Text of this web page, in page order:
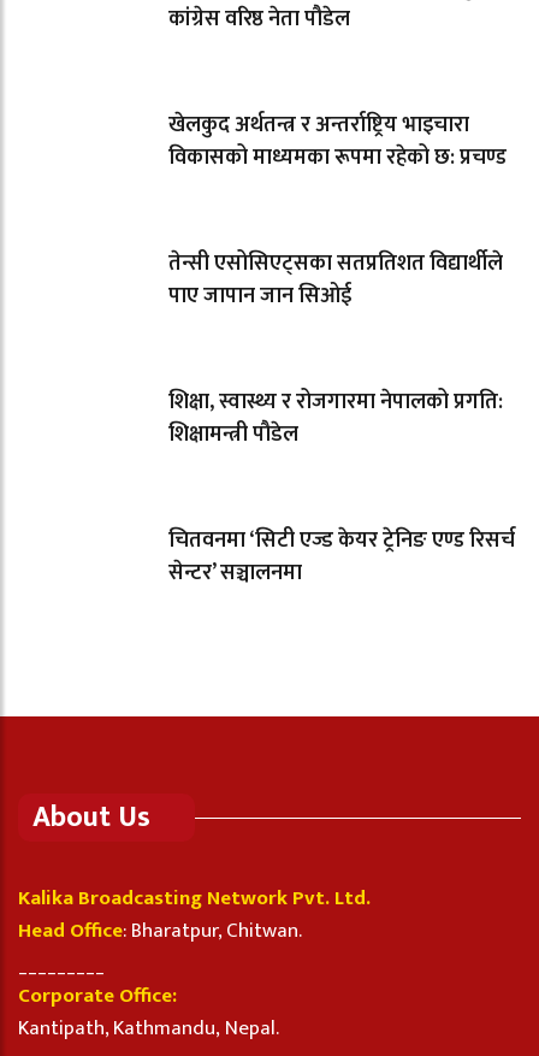
कांग्रेस वरिष्ठ नेता पौडेल
खेलकुद अर्थतन्त्र र अन्तर्राष्ट्रिय भाइचारा
विकासको माध्यमका रूपमा रहेको छ: प्रचण्ड
तेन्सी एसोसिएट्सका सतप्रतिशत विद्यार्थीले
पाए जापान जान सिओई
शिक्षा, स्वास्थ्य र रोजगारमा नेपालको प्रगति:
शिक्षामन्त्री पौडेल
चितवनमा ‘सिटी एज्ड केयर ट्रेनिङ एण्ड रिसर्च
सेन्टर’ सञ्चालनमा
About Us
Kalika Broadcasting Network Pvt. Ltd.
Head Office: Bharatpur, Chitwan.
Corporate Office:
Kantipath, Kathmandu, Nepal.